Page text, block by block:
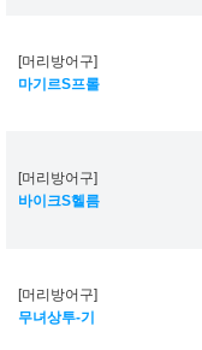
[머리방어구]
마기르S프롤
[머리방어구]
바이크S헬름
[머리방어구]
무녀상투-기